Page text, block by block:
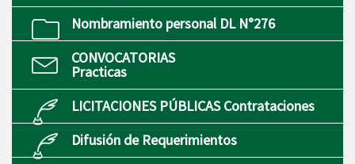
Nombramiento personal DL N°276
CONVOCATORIAS
Practicas
LICITACIONES PÚBLICAS Contrataciones
Difusión de Requerimientos